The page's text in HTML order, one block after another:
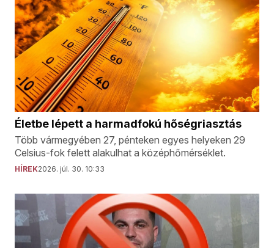
Életbe lépett a harmadfokú hőségriasztás
Több vármegyében 27, pénteken egyes helyeken 29
Celsius-fok felett alakulhat a középhőmérséklet.
HÍREK2026. júl. 30. 10:33